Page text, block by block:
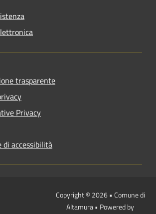
trasparente
Privacy
di accessibilità
Copyright © 2026 • Comune di
Altamura • Powered by